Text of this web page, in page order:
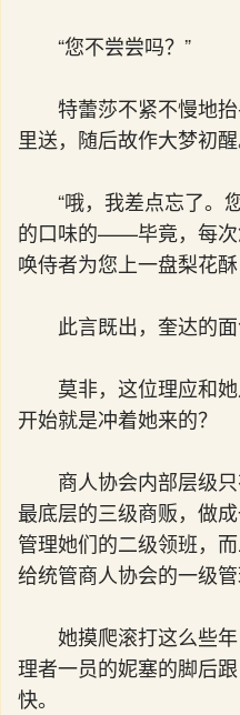
“您不尝尝吗？”
特蕾莎不紧不慢地
里送，随后故作大梦初醒
“哦，我差点忘了。
的口味的——毕竟，每次
唤侍者为您上一盘梨花
此言既出，奎达的
莫非，这位理应和
开始就是冲着她来的？
商人协会内部层级
最底层的三级商贩，做
管理她们的二级领班，
给统管商人协会的一级管
她摸爬滚打这么些
理者一员的妮塞的脚后
快。